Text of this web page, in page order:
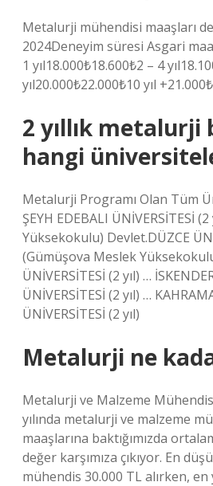
Metalurji mühendisi maaşları
2024Deneyim süresi Asgari
1 yıl18.000₺18.600₺2 – 4
yıl20.000₺22.000₺10 yıl
2 yıllık metalurji
hangi
Metalurji Programı Olan Tüm
ŞEYH EDEBALI ÜNİVERSİTESİ
Yüksekokulu) Devlet.DÜZCE
(Gümüşova Meslek
ÜNİVERSİTESİ (2 yıl) …
ÜNİVERSİTESİ (2 yıl) …
ÜNİVERSİTESİ (2 yıl)
Metalurji ne
Metalurji ve Malzeme
yılında metalurji ve malzeme
maaşlarına baktığımızda
değer karşımıza çıkıyor. En
mühendis 30.000 TL alırken, en